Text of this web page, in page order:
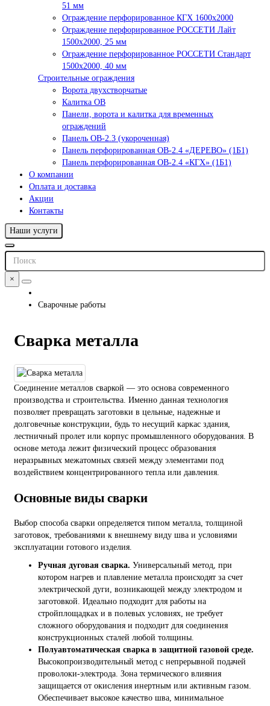
51 мм
Ограждение перфорированное КГХ 1600х2000
Ограждение перфорированное РОССЕТИ Лайт
1500х2000, 25 мм
Ограждение перфорированное РОССЕТИ Стандарт
1500х2000, 40 мм
Строительные ограждения
Ворота двухстворчатые
Калитка ОВ
Панели, ворота и калитка для временных
ограждений
Панель ОВ-2.3 (укороченная)
Панель перфорированная ОВ-2.4 «ДЕРЕВО» (1Б1)
Панель перфорированная ОВ-2.4 «КГХ» (1Б1)
О компании
Оплата и доставка
Акции
Контакты
Наши услуги
×
Сварочные работы
Сварка металла
Соединение металлов сваркой — это основа современного
производства и строительства. Именно данная технология
позволяет превращать заготовки в цельные, надежные и
долговечные конструкции, будь то несущий каркас здания,
лестничный пролет или корпус промышленного оборудования. В
основе метода лежит физический процесс образования
неразрывных межатомных связей между элементами под
воздействием концентрированного тепла или давления.
Основные виды сварки
Выбор способа сварки определяется типом металла, толщиной
заготовок, требованиями к внешнему виду шва и условиями
эксплуатации готового изделия.
Ручная дуговая сварка. Универсальный метод, при
котором нагрев и плавление металла происходят за счет
электрической дуги, возникающей между электродом и
заготовкой. Идеально подходит для работы на
стройплощадках и в полевых условиях, не требует
сложного оборудования и подходит для соединения
конструкционных сталей любой толщины.
Полуавтоматическая сварка в защитной газовой среде.
Высокопроизводительный метод с непрерывной подачей
проволоки-электрода. Зона термического влияния
защищается от окисления инертным или активным газом.
Обеспечивает высокое качество шва, минимальное